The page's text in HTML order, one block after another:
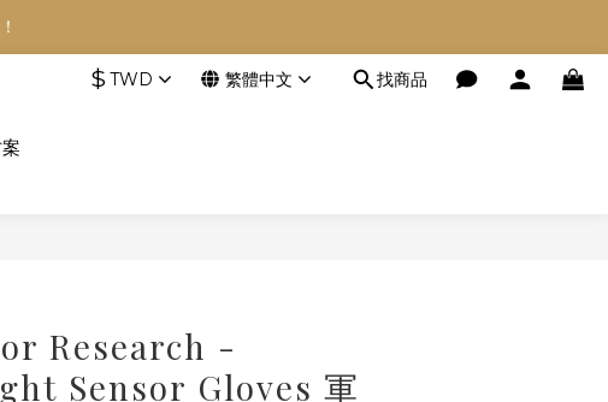
以避免空等。
以避免空等。
$ TWD 繁體中文 找商品
Research -
Sensor Gloves 軍